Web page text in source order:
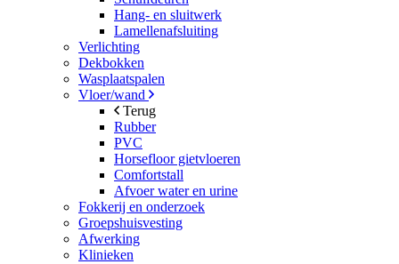
Hang- en sluitwerk
Lamellenafsluiting
Verlichting
Dekbokken
Wasplaatspalen
Vloer/wand
Terug
Rubber
PVC
Horsefloor gietvloeren
Comfortstall
Afvoer water en urine
Fokkerij en onderzoek
Groepshuisvesting
Afwerking
Klinieken